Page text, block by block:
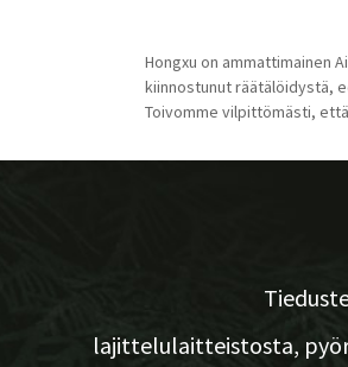
Hongxu on ammattimainen
kiinnostunut räätälöidystä,
Toivomme vilpittömästi,
lajittelulaitteistosta,